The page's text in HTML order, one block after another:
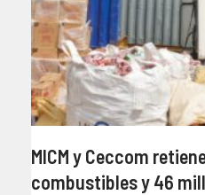
MICM y Ceccom
combustibles y 46